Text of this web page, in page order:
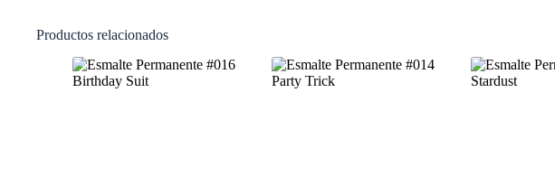
Productos relacionados